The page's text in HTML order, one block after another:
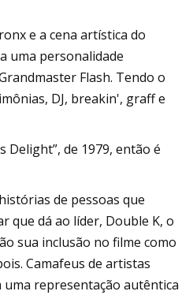
e a cena artística do
uma personalidade
Flash. Tendo o
DJ, breakin', graff e
de 1979, então é
de pessoas que
que dá ao líder, Double K, o
sua inclusão no filme como
Camafeus de artistas
uma representação autêntica